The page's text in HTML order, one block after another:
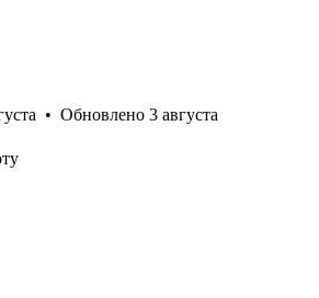
• Обновлено 3 августа